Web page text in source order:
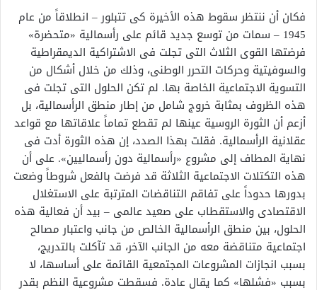
فكان أن ننتظر سقوط هذه الأخيرة كى تتبلور – انطلاقاً من عام
1945 – سمات من توسع جديد قائم على رأسمالية «متحضرة»
فرضتها القوى الثلاث التى تجلت فى الاشتراكية الديمقراطية
والسوفيتية وحركات التحرر الوطنى، وذلك من خلال أشكال من
التسوية الاجتماعية الخاصة بها. لم تكن الحلول التى تجلت فى
هذه الظروف بمثابة خروج شامل من إطار منطق الرأسمالية، بل
أزعم أن الثورة الروسية عينها لم تقطع تماماً علاقاتها مع قواعد
عقلانية الرأسمالية. فقلت بهذا الصدد، إن هذه الثورة أدت فى
نهاية المطاف إلى مشروع «رأسمالية دون رأسماليين». على أن
هذه التكتلات الاجتماعية الثلاثة قد فرضت بالفعل شروطاً وضعت
بدورها حدوداً على تفاقم التناقضات المترتبة على الاستغلال
الاقتصادى والاستقطاب على صعيد عالمى – بيد أن فعالية هذه
الحلول، بين منطق الرأسمالية الخالص من جانب واعتبار مصالح
اجتماعية متناقضة معه من الجانب الآخر، قد تآكلت بالتدريج،
بسبب انجازات المشروعات المجتمعية القائمة على أساسها، لا
بسبب «فشلها» كما يقال عادة. فسقطت مشروعية النظم بقدر